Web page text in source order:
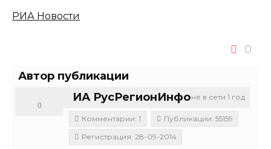
РИА Новости
0
Автор публикации
не в сети 1 год
ИА РусРегионИнфо
0
Комментарии: 1
Публикации: 55159
Регистрация: 28-09-2014